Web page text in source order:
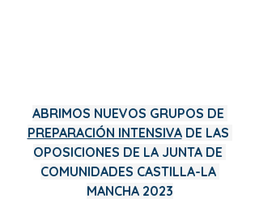
ABRIMOS NUEVOS GRUPOS DE
PREPARACIÓN INTENSIVA DE LAS
OPOSICIONES DE LA JUNTA DE
COMUNIDADES CASTILLA-LA
MANCHA 2023